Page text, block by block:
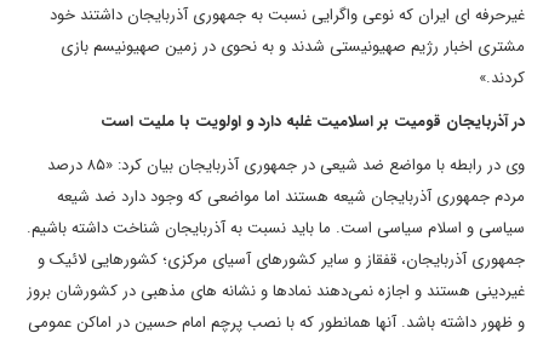
غیرحرفه ای ایران که نوعی واگرایی نسبت به جمهوری آذربایجان داشتند خود
مشتری اخبار رژیم صهیونیستی شدند و به نحوی در زمین صهیونیسم بازی
کردند.»
در آذربایجان قومیت بر اسلامیت غلبه دارد و اولویت با ملیت است
وی در رابطه با مواضع ضد شیعی در جمهوری آذربایجان بیان کرد: «۸۵ درصد
مردم جمهوری آذربایجان شیعه هستند اما مواضعی که وجود دارد ضد شیعه
سیاسی و اسلام سیاسی است. ما باید نسبت به آذربایجان شناخت داشته باشیم.
جمهوری آذربایجان، قفقاز و سایر کشورهای آسیای مرکزی؛ کشورهایی لائیک و
غیردینی هستند و اجازه نمی‌دهند نمادها و نشانه های مذهبی در کشورشان بروز
و ظهور داشته باشد. آنها همانطور که با نصب پرچم امام حسین در اماکن عمومی